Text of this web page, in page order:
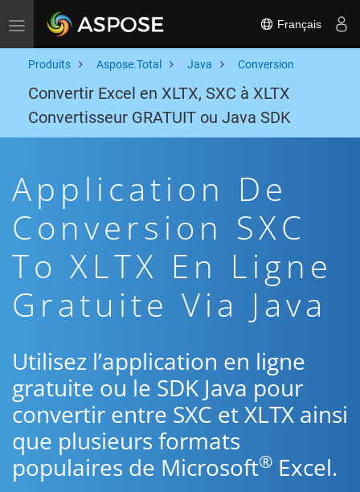
Toggle navigation Français
Produits Aspose.Total Java Conversion
Convertir Excel en XLTX, SXC à XLTX
Convertisseur GRATUIT ou Java SDK
Application De
Conversion SXC
To XLTX En Ligne
Gratuite Via Java
Utilisez l’application en ligne
gratuite ou le SDK Java pour
convertir entre SXC et XLTX ainsi
que plusieurs formats
populaires de Microsoft® Excel.